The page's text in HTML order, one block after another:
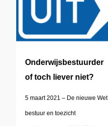
Onderwijsbestuurder
of toch liever niet?
5 maart 2021 – De nieuwe Wet
bestuur en toezicht